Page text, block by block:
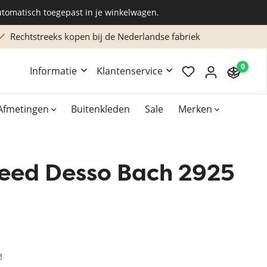
toegepast in je winkelwagen.
Rechtstreeks kopen bij de Nederlandse fabriek
Informatie Klantenservice 0
Buitenkleden Sale Merken
Accessoires
Desso Bach 2925